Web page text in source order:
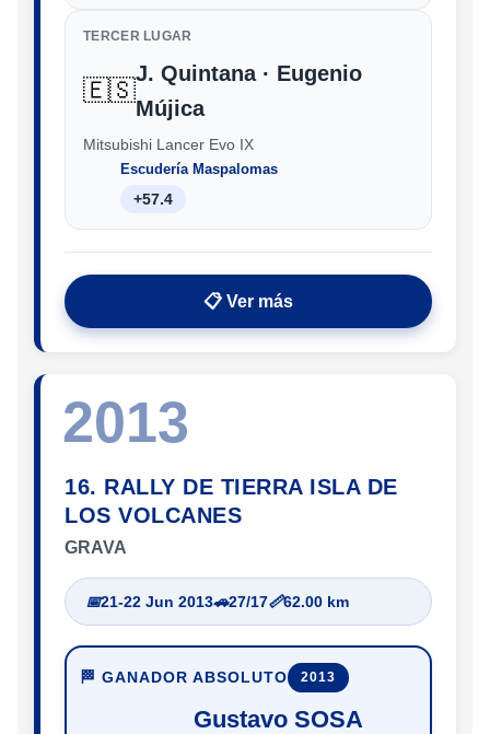
TERCER LUGAR
🇪🇸
J. Quintana · Eugenio
Mújica
Mitsubishi Lancer Evo IX
Escudería Maspalomas
+57.4
📋 Ver más
2013
16. RALLY DE TIERRA ISLA DE
LOS VOLCANES
GRAVA
📅21-22 Jun 2013🚗27/17📏62.00 km
🏁 GANADOR ABSOLUTO 2013
Gustavo SOSA